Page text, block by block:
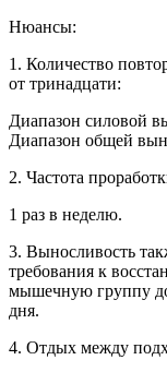
Нюансы:
1. Количество
от тринадцати:
Диапазон силовой
Диапазон общей
2. Частота
1 раз в неделю.
3. Выносливость
требования к
мышечную группу
дня.
4. Отдых между